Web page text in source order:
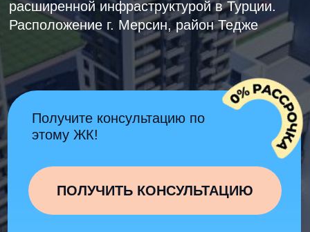
Получите консультацию по
этому ЖК!
*Мы свяжемся в удобном в мессенджере:
ПОЛУЧИТЬ КОНСУЛЬТАЦИЮ
ID проекта: